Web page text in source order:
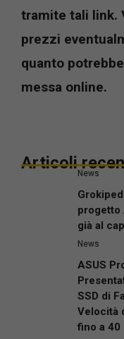
tramite tali link.
prezzi
quanto
messa online.
Articoli
News
progetto
già al
News
ASUS
SSD di
Velocità
fino a 40